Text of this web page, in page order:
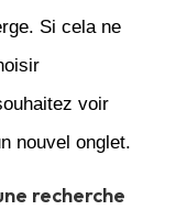
Si cela ne
voir
nouvel onglet.
recherche